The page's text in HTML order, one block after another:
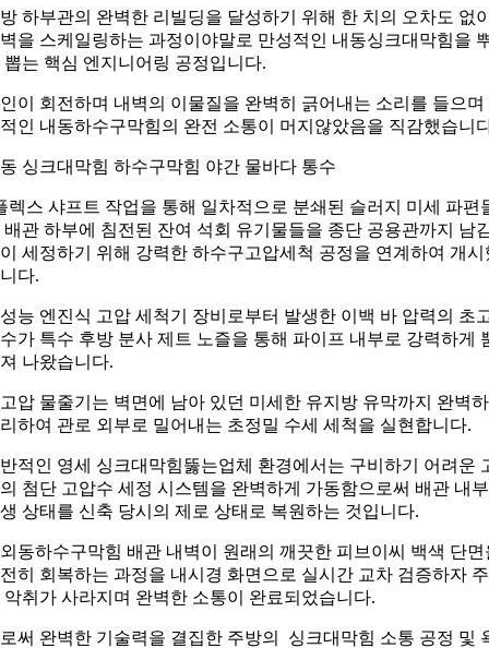
하부관의 완벽한 리빌딩을 달성하기 위해 한 치의 오차도 없
을 스케일링하는 과정이야말로 만성적인 내동싱크대막힘을
뽑는 핵심 엔지니어링 공정입니다.
이 회전하며 내벽의 이물질을 완벽히 긁어내는 소리를 들으며
인 내동하수구막힘의 완전 소통이 머지않았음을 직감했습니
싱크대막힘 하수구막힘 야간 물바다 통수
렉스 샤프트 작업을 통해 일차적으로 분쇄된 슬러지 미세 파편
배관 하부에 침전된 잔여 석회 유기물들을 종단 공용관까지 남
세정하기 위해 강력한 하수구고압세척 공정을 연계하여 개시
다.
능 엔진식 고압 세척기 장비로부터 발생한 이백 바 압력의 초
가 특수 후방 분사 제트 노즐을 통해 파이프 내부로 강력하게
나왔습니다.
압 물줄기는 벽면에 남아 있던 미세한 유지방 유막까지 완벽
하여 관로 외부로 밀어내는 초정밀 수세 세척을 실현합니다.
적인 영세 싱크대막힘뚫는업체 환경에서는 구비하기 어려운
첨단 고압수 세정 시스템을 완벽하게 가동함으로써 배관 내
상태를 신축 당시의 제로 상태로 복원하는 것입니다.
동하수구막힘 배관 내벽이 원래의 깨끗한 피브이씨 백색 단면
히 회복하는 과정을 내시경 화면으로 실시간 교차 검증하자
악취가 사라지며 완벽한 소통이 완료되었습니다.
써 완벽한 기술력을 결집한 주방의 싱크대막힘 소통 공정 및